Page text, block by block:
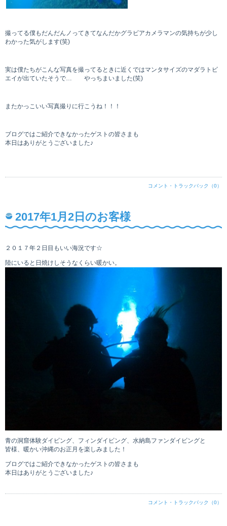
撮ってる僕もだんだんノってきてなんだかグラビアカメラマンの気持ちが少し
わかった気がします(笑)
実は僕たちがこんな写真を撮ってるときに近くではマンタサイズのマダラトビ
エイが出ていたそうで… やっちまいました(笑)
またかっこいい写真撮りに行こうね！！！
ブログではご紹介できなかったゲストの皆さまも
本日はありがとうございました♪
コメント・トラックバック（0）
2017年1月2日のお客様
２０１７年２日目もいい海況です☆
陸にいると日焼けしそうなくらい暖かい。
青の洞窟体験ダイビング、フィンダイビング、水納島ファンダイビングと
皆様、暖かい沖縄のお正月を楽しみました！
ブログではご紹介できなかったゲストの皆さまも
本日はありがとうございました♪
コメント・トラックバック（0）